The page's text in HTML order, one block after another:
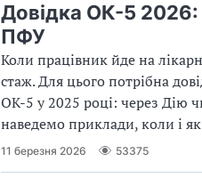
Довідка ОК-5 2026:
ПФУ
Коли працівник йде на
стаж. Для цього потрібна
ОК-5 у 2025 році: через Дію
наведемо приклади, коли і
11 березня 2026 53375